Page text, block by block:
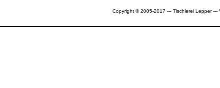
Copyright © 2005-2017 --- Tischlerei Lepper